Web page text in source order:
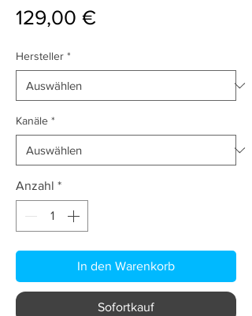
129,00 €Preis
Hersteller *
Kanäle *
Anzahl *
In den Warenkorb
Sofortkauf